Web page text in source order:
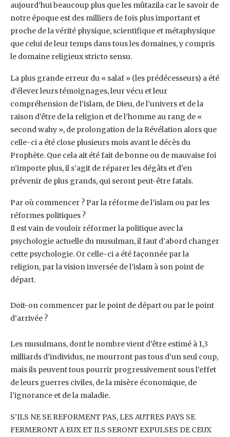
aujourd’hui beaucoup plus que les ‎mûtazila car le savoir de
notre époque est des milliers de fois plus important et
proche de la ‎vérité physique, scientifique et métaphysique
que celui de leur temps dans tous les ‎domaines, y compris
le domaine religieux stricto sensu.‎
La plus grande erreur du « salaf » (les prédécesseurs) a été
d’élever leurs témoignages, leur ‎vécu et leur
compréhension de l’islam, de Dieu, de l’univers et de la
raison d’être de la ‎religion et de l’homme au rang de «
second wahy », de prolongation de la Révélation alors ‎que
celle-ci a été close plusieurs mois avant le décès du
Prophète. Que cela ait été fait de ‎bonne ou de mauvaise foi
n’importe plus, il s’agit de réparer les dégâts et d’en
prévenir de ‎plus grands, qui seront peut-être fatals.‎
Par où commencer ? Par la réforme de l’islam ou par les
réformes politiques ? ‎
Il est vain de vouloir réformer la politique avec la
psychologie actuelle du musulman, il faut ‎d’abord changer
cette psychologie. Or celle-ci a été façonnée par la
religion, par la vision ‎inversée de l’islam à son point de
départ.
Doit-on commencer par le point de départ ou par le point
d’arrivée ?
Les musulmans, dont le nombre vient d’être estimé à 1,3
milliards d’individus, ne mourront ‎pas tous d’un seul coup,
mais ils peuvent tous pourrir progressivement sous l’effet
de leurs ‎guerres civiles, de la misère économique, de
l’ignorance et de la maladie. ‎
S’ILS NE SE REFORMENT PAS, LES AUTRES PAYS SE
FERMERONT A EUX ET ILS SERONT ‎EXPULSES DE CEUX